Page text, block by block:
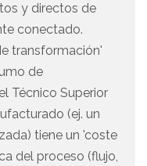
y directos de
conectado.
transformación'
de
Técnico Superior
(ej. un
tiene un 'coste
del proceso (flujo,